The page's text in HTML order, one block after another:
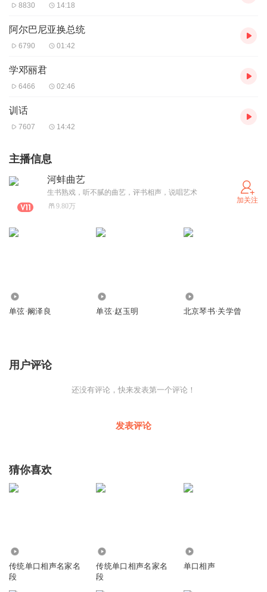
8830 14:18
阿尔巴尼亚换总统
6790 01:42
学邓丽君
6466 02:46
训话
7607 14:42
主播信息
河蚌曲艺
生书熟戏，听不腻的曲艺，评书相声，说唱艺术
9.80万
加关注
单弦·阚泽良 单弦·赵玉明 北京琴书·关学曾
用户评论
还没有评论，快来发表第一个评论！
发表评论
猜你喜欢
传统单口相声名家名
段
传统单口相声名家名
段
单口相声